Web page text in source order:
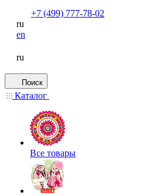
+7 (499) 777-78-02
ru
en
ru
Поиск
Каталог
Все товары